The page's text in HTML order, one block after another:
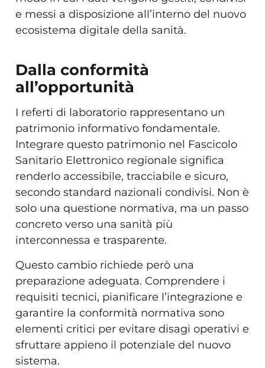
e messi a disposizione all’interno del nuovo
ecosistema digitale della sanità.
Dalla conformità
all’opportunità
I referti di laboratorio rappresentano un
patrimonio informativo fondamentale.
Integrare questo patrimonio nel Fascicolo
Sanitario Elettronico regionale significa
renderlo accessibile, tracciabile e sicuro,
secondo standard nazionali condivisi. Non è
solo una questione normativa, ma un passo
concreto verso una sanità più
interconnessa e trasparente.
Questo cambio richiede però una
preparazione adeguata. Comprendere i
requisiti tecnici, pianificare l’integrazione e
garantire la conformità normativa sono
elementi critici per evitare disagi operativi e
sfruttare appieno il potenziale del nuovo
sistema.